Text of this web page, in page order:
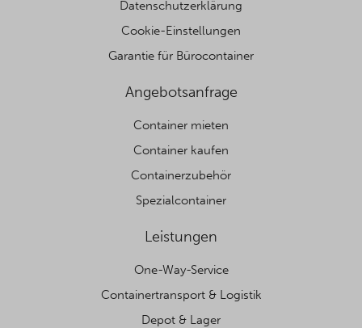
Datenschutzerklärung
Cookie-Einstellungen
Garantie für Bürocontainer
Angebotsanfrage
Container mieten
Container kaufen
Containerzubehör
Spezialcontainer
Leistungen
One-Way-Service
Containertransport & Logistik
Depot & Lager